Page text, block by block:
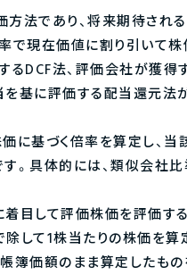
法であり、将来期待され
で現在価値に割り引いて
るDCF法、評価会社が獲
基に評価する配当還元法
に基づく倍率を算定し、
。具体的には、類似会社
目して評価株価を評価す
して1株当たりの株価を
簿価額のまま算定したも